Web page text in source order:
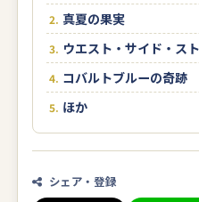
真夏の果実
ウエスト・サイド・ス
コバルトブルーの奇跡
ほか
シェア・登録